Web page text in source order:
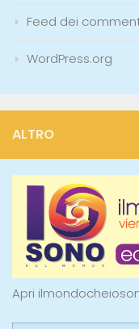
Feed dei
WordPress.org
ALTRO
Apri